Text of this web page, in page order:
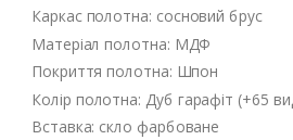
Каркас полотна: сосновий брус
Матеріал полотна: МДФ
Покриття полотна: Шпон
Колір полотна: Дуб гарафіт (+65
Вставка: скло фарбоване